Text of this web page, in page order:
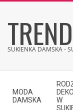
content
SUKIENKA DAMSKA -
Navigation
Menu
MODA
DAMSKA
W